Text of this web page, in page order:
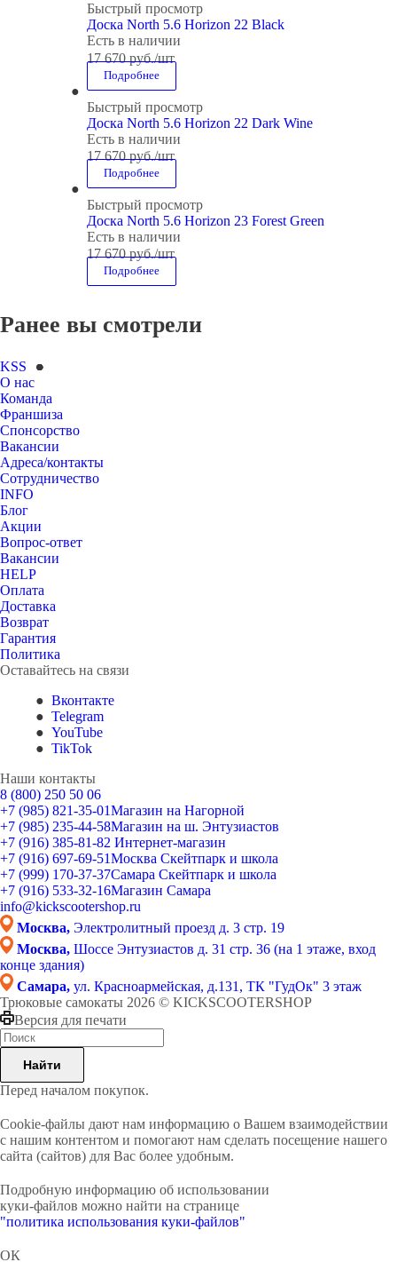
Быстрый просмотр
Доска North 5.6 Horizon 22 Black
Есть в наличии
17 670руб./шт
Подробнее
Быстрый просмотр
Доска North 5.6 Horizon 22 Dark Wine
Есть в наличии
17 670руб./шт
Подробнее
Быстрый просмотр
Доска North 5.6 Horizon 23 Forest Green
Есть в наличии
17 670руб./шт
Подробнее
Ранее вы смотрели
KSS
О нас
Команда
Франшиза
Спонсорство
Вакансии
Адреса/контакты
Сотрудничество
INFO
Блог
Акции
Вопрос-ответ
Вакансии
HELP
Оплата
Доставка
Возврат
Гарантия
Политика
Оставайтесь на связи
Вконтакте
Telegram
YouTube
TikTok
Наши контакты
8 (800) 250 50 06
+7 (985) 821-35-01Магазин на Нагорной
+7 (985) 235-44-58Магазин на ш. Энтузиастов
+7 (916) 385-81-82 Интернет-магазин
+7 (916) 697-69-51Москва Скейтпарк и школа
+7 (999) 170-37-37Самара Скейтпарк и школа
+7 (916) 533-32-16Магазин Самара
info@kickscootershop.ru
Москва, Электролитный проезд д. 3 стр. 19
Москва, Шоссе Энтузиастов д. 31 стр. 36 (на 1 этаже, вход
конце здания)
Самара, ул. Красноармейская, д.131, ТК "ГудОк" 3 этаж
Трюковые самокаты 2026 © KICKSCOOTERSHOP
Версия для печати
Найти
Перед началом покупок.
Cookie-файлы дают нам информацию о Вашем взаимодействии
с нашим контентом и помогают нам сделать посещение нашего
сайта (сайтов) для Вас более удобным.
Подробную информацию об использовании
куки-файлов можно найти на странице
"политика использования куки-файлов"
ОК